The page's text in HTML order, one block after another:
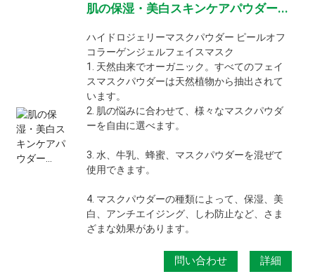
肌の保湿・美白スキンケアパウダー...
ハイドロジェリーマスクパウダー ピールオフ
コラーゲンジェルフェイスマスク
1. 天然由来でオーガニック。すべてのフェイ
スマスクパウダーは天然植物から抽出されて
います。
2. 肌の悩みに合わせて、様々なマスクパウダ
ーを自由に選べます。
3. 水、牛乳、蜂蜜、マスクパウダーを混ぜて
使用できます。
4. マスクパウダーの種類によって、保湿、美
白、アンチエイジング、しわ防止など、さま
ざまな効果があります。
問い合わせ 詳細